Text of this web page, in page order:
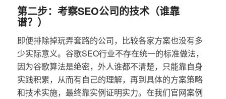
第二步：考察SEO公司的技术（谁靠
谱？）
即便排除掉玩弄套路的公司，比较各家方案也没有多
少实际意义。谷歌SEO行业不存在统一的标准做法，
因为谷歌算法是绝密，外人谁都不清楚，只能靠自身
实践积累，从而有自己的理解，再到具体的方案策略
和技术实施，最终靠实例证明实力。在我们官网案例